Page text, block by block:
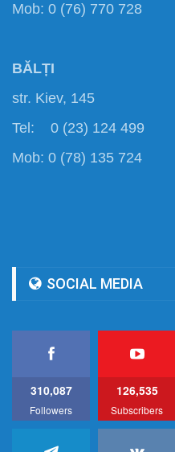
Mob: 0 (76) 770 728
BĂLȚI
str. Kiev, 145
Tel: 0 (23) 124 499
Mob: 0 (78) 135 724
SOCIAL MEDIA
310,087
Followers
126,535
Subscribers